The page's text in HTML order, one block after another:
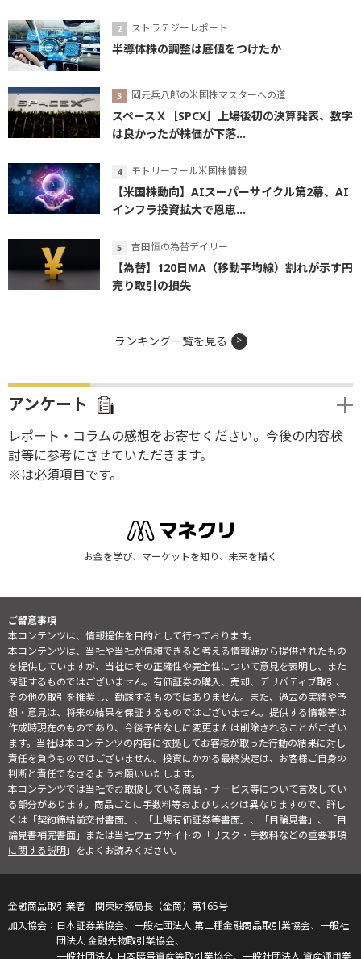
ストラテジーレポート
半導体株の調整は底値をつけたか
岡元兵八郎の米国株マスターへの道
スペースＸ［SPCX］上場後初の決算発表、数字
は良かったが株価が下落...
モトリーフール米国株情報
【米国株動向】AIスーパーサイクル第2幕、AI
インフラ投資拡大で恩恵...
吉田恒の為替デイリー
【為替】120日MA（移動平均線）割れが示す円
売り取引の損失
ランキング一覧を見る
アンケート
レポート・コラムの感想をお寄せください。今後の内容検
討等に参考にさせていただきます。
※は必須項目です。
お金を学び、マーケットを知り、未来を描く
ご留意事項
本コンテンツは、情報提供を目的として行っております。
本コンテンツは、当社や当社が信頼できると考える情報源から提供されたもの
を提供していますが、当社はその正確性や完全性について意見を表明し、また
保証するものではございません。有価証券の購入、売却、デリバティブ取引、
その他の取引を推奨し、勧誘するものではありません。また、過去の実績や予
想・意見は、将来の結果を保証するものではございません。提供する情報等は
作成時現在のものであり、今後予告なしに変更または削除されることがござい
ます。当社は本コンテンツの内容に依拠してお客様が取った行動の結果に対し
責任を負うものではございません。投資にかかる最終決定は、お客様ご自身の
判断と責任でなさるようお願いいたします。
本コンテンツでは当社でお取扱している商品・サービス等について言及してい
る部分があります。商品ごとに手数料等およびリスクは異なりますので、詳し
くは「契約締結前交付書面」、「上場有価証券等書面」、「目論見書」、「目
論見書補完書面」または当社ウェブサイトの「リスク・手数料などの重要事項
に関する説明」をよくお読みください。
金融商品取引業者 関東財務局長（金商）第165号
日本証券業協会、一般社団法人 第二種金融商品取引業協会、一般社
団法人 金融先物取引業協会、
一般社団法人 日本暗号資産等取引業協会、一般社団法人 資産運用業